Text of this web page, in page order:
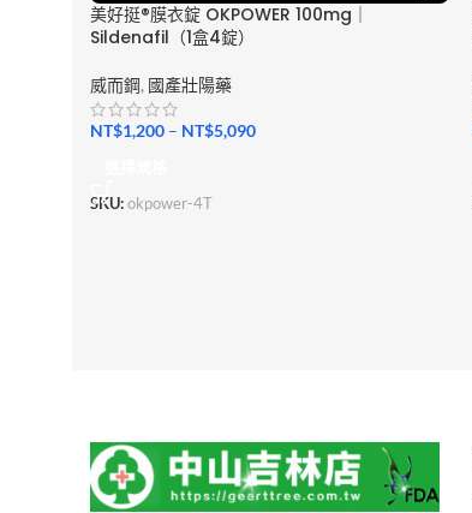
美好挺®膜衣錠 OKPOWER 100mg｜
Sildenafil（1盒4錠）
威而鋼, 國產壯陽藥
NT$1,200 – NT$5,090
SKU:okpower-4T